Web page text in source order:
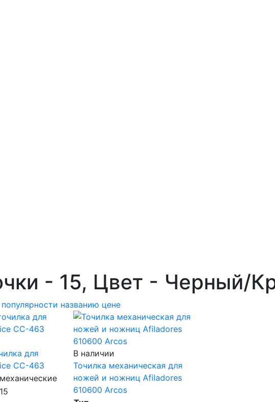
- 15, Цвет - Черный/
популярности названию цене
для
CC-463
механические
15
В наличии
Точилка механическая для
ножей и ножниц Afiladores
610600 Arcos